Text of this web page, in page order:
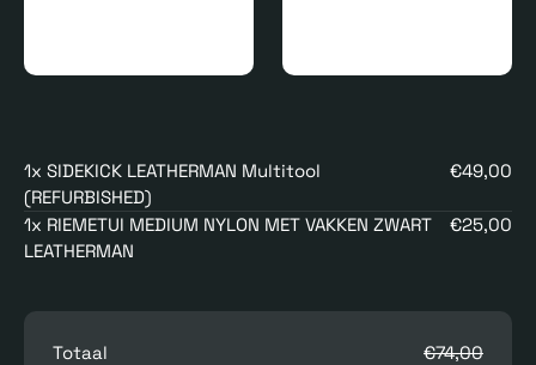
1x SIDEKICK LEATHERMAN Multitool
(REFURBISHED)
€49,00
1x RIEMETUI MEDIUM NYLON MET VAKKEN ZWART
LEATHERMAN
€25,00
Totaal
€74,00